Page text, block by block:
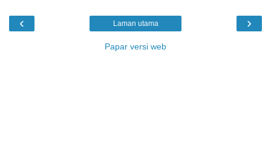
‹ ›
Laman utama
Papar versi web